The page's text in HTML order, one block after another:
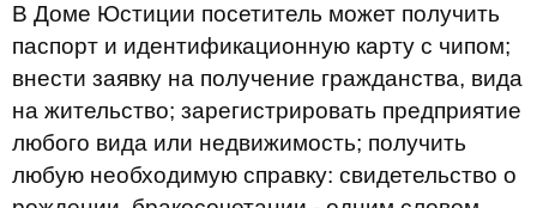
В Доме Юстиции посетитель может получить
паспорт и идентификационную карту с чипом;
внести заявку на получение гражданства, вида
на жительство; зарегистрировать предприятие
любого вида или недвижимость; получить
любую необходимую справку: свидетельство о